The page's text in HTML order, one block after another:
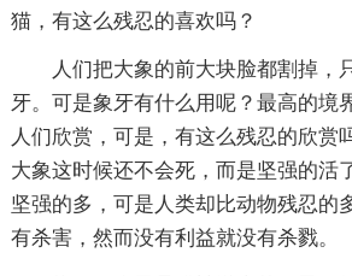
猫，有这么残忍的喜欢吗？
人们把大象的前大块脸都割掉，
牙。可是象牙有什么用呢？最高的境
人们欣赏，可是，有这么残忍的欣赏
大象这时候还不会死，而是坚强的活
坚强的多，可是人类却比动物残忍的
有杀害，然而没有利益就没有杀戮。